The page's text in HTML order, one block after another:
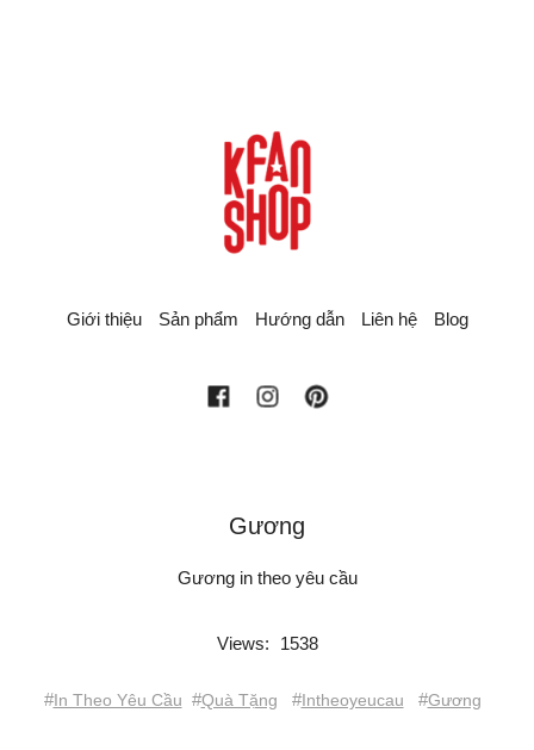
Giới thiệu Sản phẩm Hướng dẫn Liên hệ Blog
Gương
Gương in theo yêu cầu
Views: 1538
#In Theo Yêu Cầu #Quà Tặng #Intheoyeucau #Gương